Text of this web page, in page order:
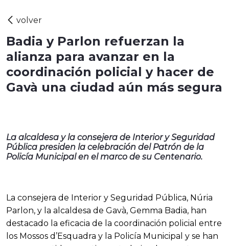
Badia y Parlon refuerzan la
alianza para avanzar en la
coordinación policial y hacer de
Gavà una ciudad aún más segura
La alcaldesa y la consejera de Interior y Seguridad
Pública presiden la celebración del Patrón de la
Policía Municipal en el marco de su Centenario.
La consejera de Interior y Seguridad Pública, Núria
Parlon, y la alcaldesa de Gavà, Gemma Badia, han
destacado la eficacia de la coordinación policial entre
los Mossos d’Esquadra y la Policía Municipal y se han